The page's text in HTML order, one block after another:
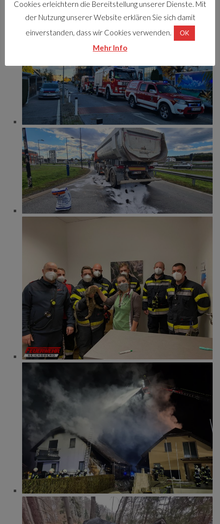
Cookies erleichtern die Bereitstellung unserer Dienste. Mit
der Nutzung unserer Website erklären Sie sich damit
einverstanden, dass wir Cookies verwenden.
OK
Mehr Info